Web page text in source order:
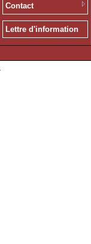
Contact
Lettre d'information